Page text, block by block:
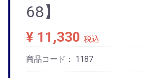
68】
¥ 11,330 税込
商品コード： 1187